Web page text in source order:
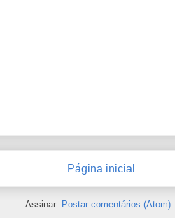
Página inicial
Assinar: Postar comentários (Atom)